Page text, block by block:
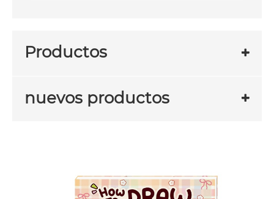
Productos
nuevos productos